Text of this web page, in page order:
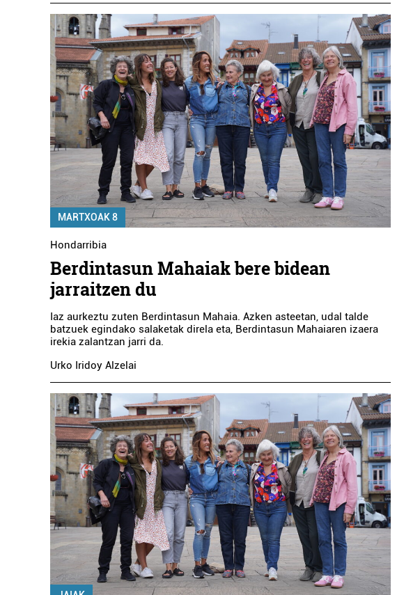
MARTXOAK 8
Hondarribia
Berdintasun Mahaiak bere bidean
jarraitzen du
Iaz aurkeztu zuten Berdintasun Mahaia. Azken asteetan, udal talde
batzuek egindako salaketak direla eta, Berdintasun Mahaiaren izaera
irekia zalantzan jarri da.
Urko Iridoy Alzelai
Ikastetxeak